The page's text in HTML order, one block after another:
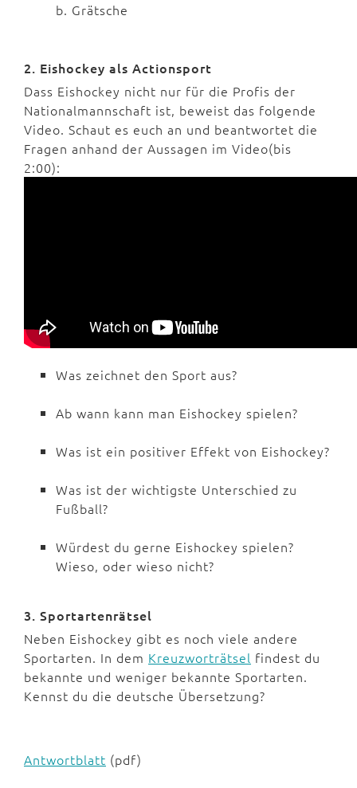
b. Grätsche
2. Eishockey als Actionsport
Dass Eishockey nicht nur für die Profis der
Nationalmannschaft ist, beweist das folgende
Video. Schaut es euch an und beantwortet die
Fragen anhand der Aussagen im Video(bis
2:00):
Was zeichnet den Sport aus?
Ab wann kann man Eishockey spielen?
Was ist ein positiver Effekt von Eishockey?
Was ist der wichtigste Unterschied zu
Fußball?
Würdest du gerne Eishockey spielen?
Wieso, oder wieso nicht?
3. Sportartenrätsel
Neben Eishockey gibt es noch viele andere
Sportarten. In dem Kreuzworträtsel findest du
bekannte und weniger bekannte Sportarten.
Kennst du die deutsche Übersetzung?
Antwortblatt (pdf)